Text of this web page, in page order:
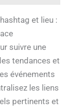
et lieu :
suivre une
tendances et
événements
les liens
pertinents et